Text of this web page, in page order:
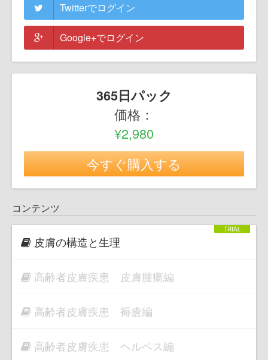
Twitterでログイン
Google+でログイン
365日パック
価格：
¥2,980
今すぐ購入する
コンテンツ
皮膚の構造と生理
高齢者皮膚疾患 皮膚腫瘍編
高齢者皮膚疾患 褥瘡編
高齢者皮膚疾患 ヘルペス編